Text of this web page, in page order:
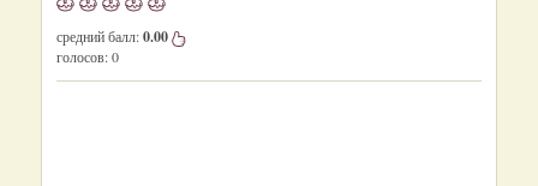
средний балл:0.00
голосов:0